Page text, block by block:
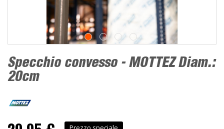
Specchio convesso - MOTTEZ Diam.:
20cm